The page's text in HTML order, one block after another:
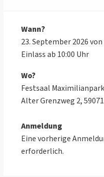
Wann?
23. September 2026
Einlass ab 10:00 Uhr
Wo?
Festsaal
Alter Grenzweg 2,
Anmeldung
Eine vorherige
erforderlich.